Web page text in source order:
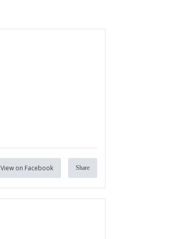
View on Facebook Share